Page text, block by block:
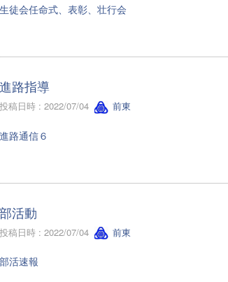
生徒会任命式、表彰、壮行会
進路指導
投稿日時 : 2022/07/04 前東
進路通信６
部活動
投稿日時 : 2022/07/04 前東
部活速報